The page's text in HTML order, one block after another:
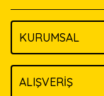
KURUMSAL
ALIŞVERİŞ